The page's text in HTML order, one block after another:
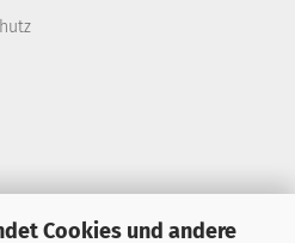
Cookies und andere